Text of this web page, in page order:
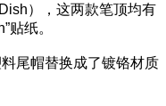
），这两款笔顶均有
贴纸。
尾帽替换成了镀铬材质